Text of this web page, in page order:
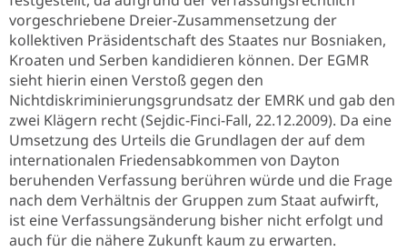
vorgeschriebene Dreier-Zusammensetzung der
kollektiven Präsidentschaft des Staates nur Bosniaken,
Kroaten und Serben kandidieren können. Der EGMR
sieht hierin einen Verstoß gegen den
Nichtdiskriminierungsgrundsatz der EMRK und gab den
zwei Klägern recht (Sejdic-Finci-Fall, 22.12.2009). Da eine
Umsetzung des Urteils die Grundlagen der auf dem
internationalen Friedensabkommen von Dayton
beruhenden Verfassung berühren würde und die Frage
nach dem Verhältnis der Gruppen zum Staat aufwirft,
ist eine Verfassungsänderung bisher nicht erfolgt und
auch für die nähere Zukunft kaum zu erwarten.